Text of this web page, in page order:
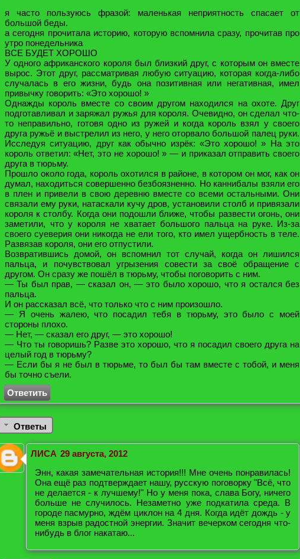
я часто пользуюсь фразой: маленькая неприятность спасает от
большой беды.
а сегодня прочитала историю, которую вспомнила сразу, прочитав про
утро понедельника
ВСЕ БУДЕТ ХОРОШО
У одного африканского короля был близкий друг, с которым он вместе
вырос. Этот друг, рассматривая любую ситуацию, которая когда-либо
случалась в его жизни, будь она позитивная или негативная, имел
привычку говорить: «Это хорошо! »
Однажды король вместе со своим другом находился на охоте. Друг
подготавливал и заряжал ружья для короля. Очевидно, он сделал что-
то неправильно, готовя одно из ружей и когда король взял у своего
друга ружьё и выстрелил из него, у него оторвало большой палец руки.
Исследуя ситуацию, друг как обычно изрёк: «Это хорошо! » На это
король ответил: «Нет, это не хорошо! » — и приказал отправить своего
друга в тюрьму.
Прошло около года, король охотился в районе, в котором он мог, как он
думал, находиться совершенно безбоязненно. Но каннибалы взяли его
в плен и привели в свою деревню вместе со всеми остальными. Они
связали ему руки, натаскали кучу дров, установили столб и привязали
короля к столбу. Когда они подошли ближе, чтобы развести огонь, они
заметили, что у короля не хватает большого пальца на руке. Из-за
своего суеверия они никогда не ели того, кто имел ущербность в теле.
Развязав короля, они его отпустили.
Возвратившись домой, он вспомнил тот случай, когда он лишился
пальца, и почувствовал угрызения совести за своё обращение с
другом. Он сразу же пошёл в тюрьму, чтобы поговорить с ним.
— Ты был прав, — сказал он, — это было хорошо, что я остался без
пальца.
И он рассказал всё, что только что с ним произошло.
— Я очень жалею, что посадил тебя в тюрьму, это было с моей
стороны плохо.
— Нет, — сказал его друг, — это хорошо!
— Что ты говоришь? Разве это хорошо, что я посадил своего друга на
целый год в тюрьму?
— Если бы я не был в тюрьме, то был бы там вместе с тобой, и меня
бы точно съели.
Ответить
Ответы
ЛИСА 29 августа, 2012
Энн, какая замечательная история!!! Мне очень понравилась!
Она ещё раз подтверждает нашу, русскую поговорку "Всё, что
не делается - к лучшему!" Но у меня пока, слава Богу, ничего
больше не случилось. Незаметно уже подкатила среда. В
городе пасмурно, ждём циклон на 4 дня. Когда идёт дождь - у
меня взрыв радостной энергии. Значит вечерком сегодня что-
нибудь в блог накатаю...